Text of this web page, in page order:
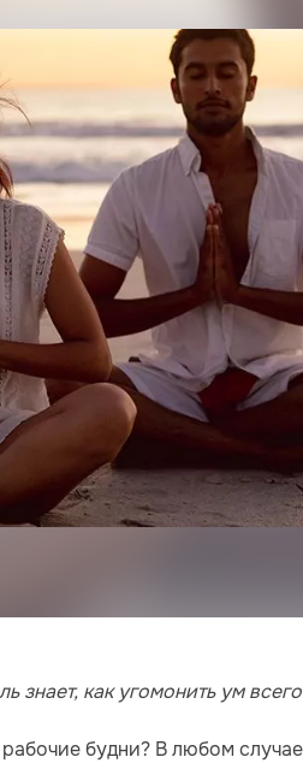
как угомонить ум
будни? В любом